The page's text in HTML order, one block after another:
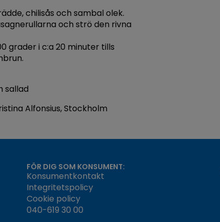
chilisås och sambal olek.
och strö den rivna
grader i c:a 20 minuter tills
sallad
Alfonsius, Stockholm
FÖR DIG SOM KONSUMENT:
Konsumentkontakt
Integritetspolicy
Cookie policy
040-619 30 00